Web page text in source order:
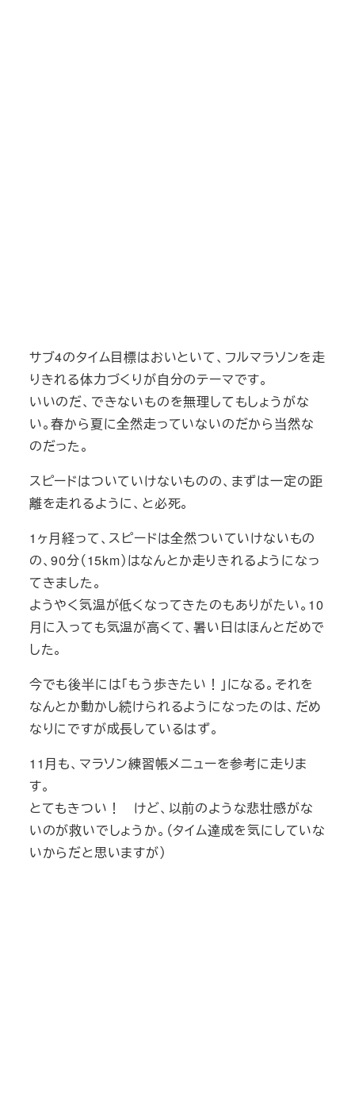
サブ4のタイム目標はおいといて、フルマラソンを走
りきれる体力づくりが自分のテーマです。
いいのだ、できないものを無理してもしょうがな
い。春から夏に全然走っていないのだから当然な
のだった。
スピードはついていけないものの、まずは一定の距
離を走れるように、と必死。
1ヶ月経って、スピードは全然ついていけないもの
の、90分（15km）はなんとか走りきれるようになっ
てきました。
ようやく気温が低くなってきたのもありがたい。10
月に入っても気温が高くて、暑い日はほんとだめで
した。
今でも後半には「もう歩きたい！」になる。それを
なんとか動かし続けられるようになったのは、だめ
なりにですが成長しているはず。
11月も、マラソン練習帳メニューを参考に走りま
す。
とてもきつい！ けど、以前のような悲壮感がな
いのが救いでしょうか。（タイム達成を気にしていな
いからだと思いますが）